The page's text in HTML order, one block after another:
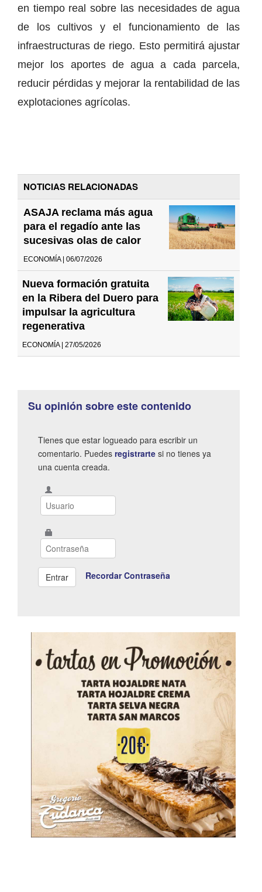
en tiempo real sobre las necesidades de agua
de los cultivos y el funcionamiento de las
infraestructuras de riego. Esto permitirá ajustar
mejor los aportes de agua a cada parcela,
reducir pérdidas y mejorar la rentabilidad de las
explotaciones agrícolas.
NOTICIAS RELACIONADAS
ASAJA reclama más agua
para el regadío ante las
sucesivas olas de calor
ECONOMÍA | 06/07/2026
Nueva formación gratuita
en la Ribera del Duero para
impulsar la agricultura
regenerativa
ECONOMÍA | 27/05/2026
Su opinión sobre este contenido
Tienes que estar logueado para escribir un
comentario. Puedes registrarte si no tienes ya
una cuenta creada.
Recordar Contraseña